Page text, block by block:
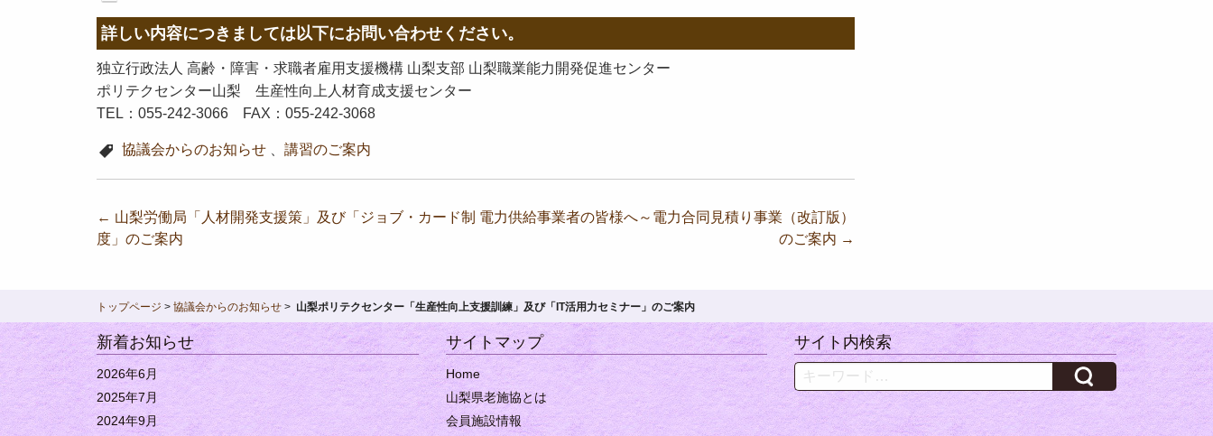
詳しい内容につきましては以下にお問い合わせください。
独立行政法人 高齢・障害・求職者雇用支援機構 山梨支部 山梨職業能力開発促進センター
ポリテクセンター山梨 生産性向上人材育成支援センター
TEL：055-242-3066 FAX：055-242-3068
協議会からのお知らせ 講習のご案内
投
稿
ビ
ゲ
ー
シ
ョ
← 山梨労働局「人材開発支援策」及び「ジョブ・カード制
度」のご案内
電力供給事業者の皆様へ～電力合同見積り事業（改訂版）
のご案内 →
トップページ > 協議会からのお知らせ > 山梨ポリテクセンター「生産性向上支援訓練」及び「IT活用力セミナー」のご案内
新着お知らせ
2026年6月
2025年7月
2024年9月
サイトマップ
Home
山梨県老施協とは
会員施設情報
サイト内検索
Search